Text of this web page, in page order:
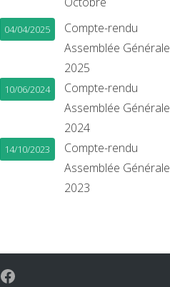
Compte-rendu
Assemblée Générale
2025
04/04/2025
Compte-rendu
Assemblée Générale
2024
10/06/2024
Compte-rendu
Assemblée Générale
2023
14/10/2023